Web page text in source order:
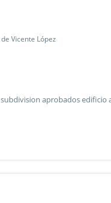
Vicente López